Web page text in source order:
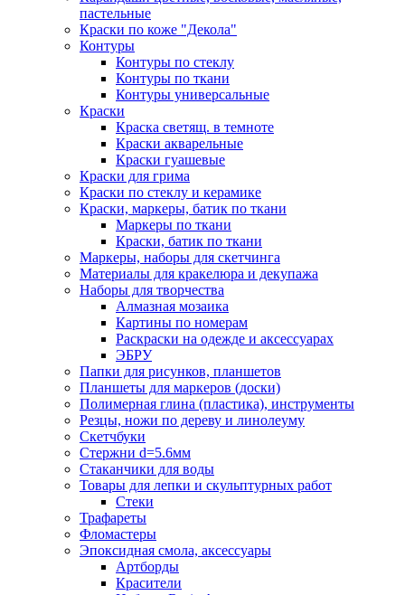
пастельные
Краски по коже "Декола"
Контуры
Контуры по стеклу
Контуры по ткани
Контуры универсальные
Краски
Краска светящ. в темноте
Краски акварельные
Краски гуашевые
Краски для грима
Краски по стеклу и керамике
Краски, маркеры, батик по ткани
Маркеры по ткани
Краски, батик по ткани
Маркеры, наборы для скетчинга
Материалы для кракелюра и декупажа
Наборы для творчества
Алмазная мозаика
Картины по номерам
Раскраски на одежде и аксессуарах
ЭБРУ
Папки для рисунков, планшетов
Планшеты для маркеров (доски)
Полимерная глина (пластика), инструменты
Резцы, ножи по дереву и линолеуму
Скетчбуки
Стержни d=5.6мм
Стаканчики для воды
Товары для лепки и скульптурных работ
Стеки
Трафареты
Фломастеры
Эпоксидная смола, аксессуары
Артборды
Красители